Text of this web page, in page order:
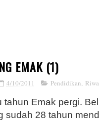
EMAK (1)
4/10/2011 Pendidikan,
tahun Emak pergi.
sudah 28 tahun